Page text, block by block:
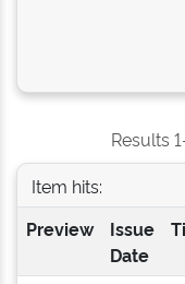
Results
Item hits:
Preview
Issue
Date